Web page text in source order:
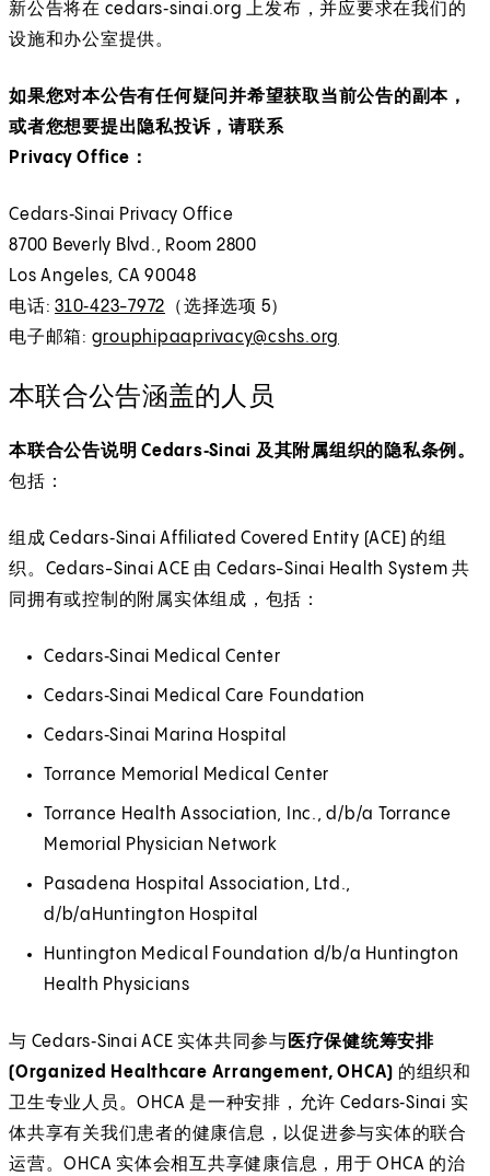
新公告将在 cedars‑sinai.org 上发布，并应要求在我们的
设施和办公室提供。
如果您对本公告有任何疑问并希望获取当前公告的副本，
或者您想要提出隐私投诉，请联系
Privacy Office：
Cedars‑Sinai Privacy Office
8700 Beverly Blvd., Room 2800
Los Angeles, CA 90048
电话: 310‑423-7972 （选择选项 5）
电子邮箱: grouphipaaprivacy@cshs.org
本联合公告涵盖的人员
本联合公告说明 Cedars‑Sinai 及其附属组织的隐私条例。
包括：
组成 Cedars‑Sinai Affiliated Covered Entity (ACE) 的组
织。Cedars-Sinai ACE 由 Cedars-Sinai Health System 共
同拥有或控制的附属实体组成，包括：
Cedars‑Sinai Medical Center
Cedars‑Sinai Medical Care Foundation
Cedars‑Sinai Marina Hospital
Torrance Memorial Medical Center
Torrance Health Association, Inc., d/b/a Torrance
Memorial Physician Network
Pasadena Hospital Association, Ltd.,
d/b/aHuntington Hospital
Huntington Medical Foundation d/b/a Huntington
Health Physicians
与 Cedars‑Sinai ACE 实体共同参与医疗保健统筹安排
(Organized Healthcare Arrangement, OHCA) 的组织和
卫生专业人员。OHCA 是一种安排，允许 Cedars‑Sinai 实
体共享有关我们患者的健康信息，以促进参与实体的联合
运营。OHCA 实体会相互共享健康信息，用于 OHCA 的治